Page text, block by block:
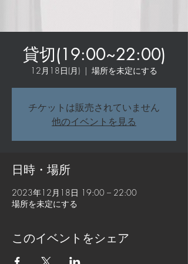
貸切(19:00~22:00)
12月18日(月)
  |
場所を未定にする
チケットは販売されていません
他のイベントを見る
日時・場所
2023年12月18日 19:00 – 22:00
場所を未定にする
このイベントをシェア